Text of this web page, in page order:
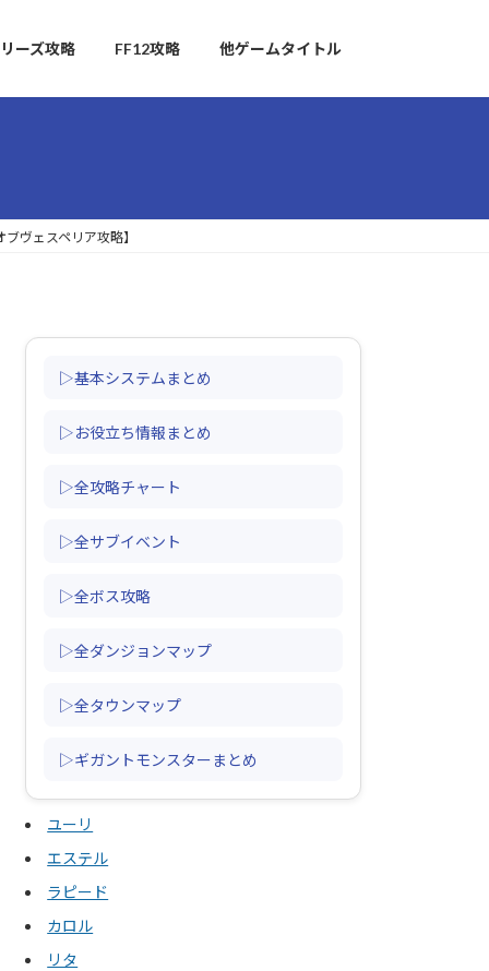
ーズ攻略 FF12攻略 他ゲームタイトル
ヴェスペリア攻略】
▷基本システムまとめ
▷お役立ち情報まとめ
▷全攻略チャート
▷全サブイベント
▷全ボス攻略
▷全ダンジョンマップ
▷全タウンマップ
▷ギガントモンスターまとめ
ユーリ
エステル
ラピード
カロル
リタ